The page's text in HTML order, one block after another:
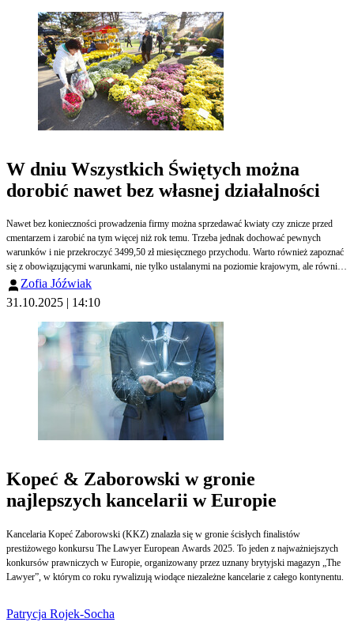
W dniu Wszystkich Świętych można
dorobić nawet bez własnej działalności
Nawet bez konieczności prowadzenia firmy można sprzedawać kwiaty czy znicze przed
cmentarzem i zarobić na tym więcej niż rok temu. Trzeba jednak dochować pewnych
warunków i nie przekroczyć 3499,50 zł miesięcznego przychodu. Warto również zapoznać
się z obowiązującymi warunkami, nie tylko ustalanymi na poziomie krajowym, ale również
w poszczególnych miastach.
Zofia Jóźwiak
31.10.2025 | 14:10
Kopeć & Zaborowski w gronie
najlepszych kancelarii w Europie
Kancelaria Kopeć Zaborowski (KKZ) znalazła się w gronie ścisłych finalistów
prestiżowego konkursu The Lawyer European Awards 2025. To jeden z najważniejszych
konkursów prawniczych w Europie, organizowany przez uznany brytyjski magazyn „The
Lawyer”, w którym co roku rywalizują wiodące niezależne kancelarie z całego kontynentu.
Patrycja Rojek-Socha